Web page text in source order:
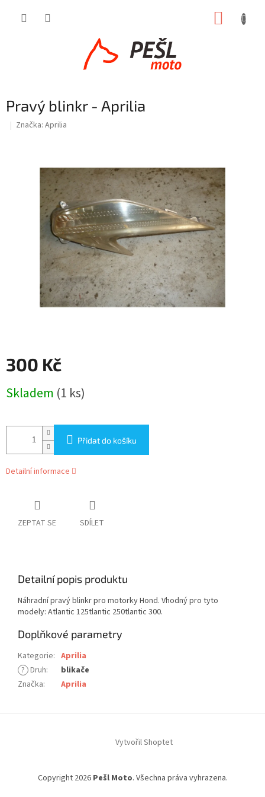
Pravý blinkr - Aprilia
Značka: Aprilia
300 Kč
cena:
Skladem (1 ks)
Přidat do košíku
Detailní informace
ZEPTAT SE SDÍLET
Detailní popis produktu
Náhradní pravý blinkr pro motorky Hond. Vhodný pro tyto
modely: Atlantic 125tlantic 250tlantic 300.
Doplňkové parametry
Kategorie: Aprilia
? Druh:
blikače
Značka: Aprilia
Vytvořil Shoptet
Copyright 2026 Pešl Moto. Všechna práva vyhrazena.